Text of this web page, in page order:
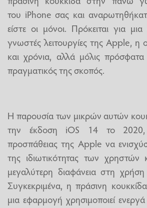
του iPhone σας και
είστε οι μόνοι. Πρόκειται για
γνωστές λειτουργίες της Apple, η
και χρόνια, αλλά μόλις
πραγματικός της σκοπός.
Η παρουσία των μικρών αυτών
την έκδοση iOS 14 το
προσπάθειας της Apple να
της ιδιωτικότητας των χρηστών
μεγαλύτερη διαφάνεια στη
Συγκεκριμένα, η πράσινη
μια εφαρμογή χρησιμοποιεί